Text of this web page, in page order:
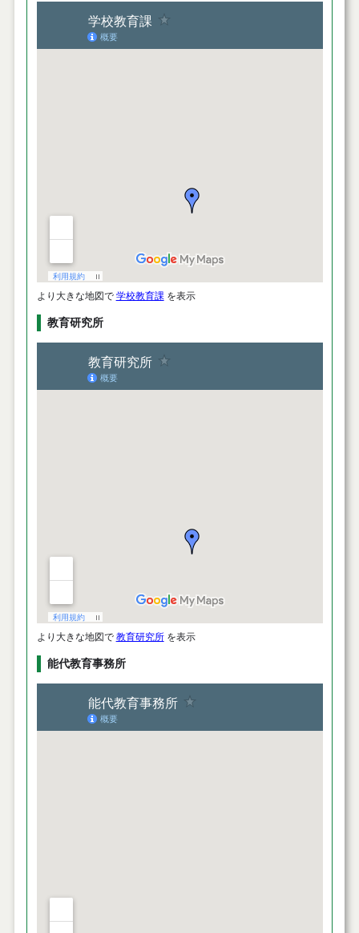
より大きな地図で 学校教育課 を表示
教育研究所
より大きな地図で 教育研究所を表示
能代教育事務所